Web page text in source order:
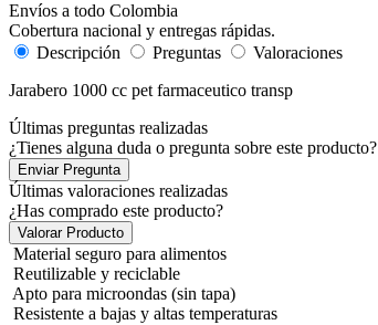
Envíos a todo Colombia
Cobertura nacional y entregas rápidas.
Descripción
Preguntas
Valoraciones
Jarabero 1000 cc pet farmaceutico transp
Últimas preguntas realizadas
¿Tienes alguna duda o pregunta sobre este producto?
Enviar Pregunta
Últimas valoraciones realizadas
¿Has comprado este producto?
Valorar Producto
Material seguro para alimentos
Reutilizable y reciclable
Apto para microondas (sin tapa)
Resistente a bajas y altas temperaturas